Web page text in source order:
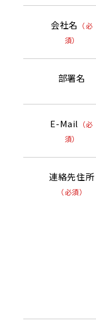
会社名 （必
須）
部署名
E-Mail （必
須）
連絡先住所
（必須）